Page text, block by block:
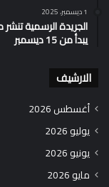
1 ديسمبر، 2025
الجريدة الرسمية
يبدأ من 15 ديسمبر
الارشيف
أغسطس 2026
يوليو 2026
يونيو 2026
مايو 2026